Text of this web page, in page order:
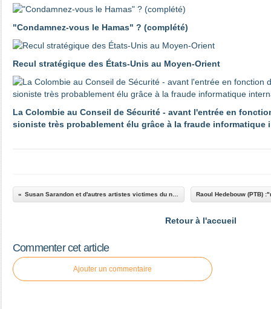
"Condamnez-vous le Hamas" ? (complété)
Recul stratégique des États-Unis au Moyen-Orient
La Colombie au Conseil de Sécurité - avant l'entrée en
sioniste très probablement élu grâce à la fraude informatique
Retour à l'accueil
Commenter cet article
Ajouter un commentaire